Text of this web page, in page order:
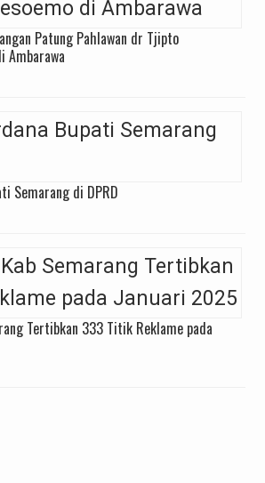
Patung Pahlawan dr Tjipto
Ambarawa
Semarang di DPRD
Tertibkan 333 Titik Reklame pada